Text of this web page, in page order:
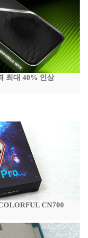
최대 40% 인상
CN700